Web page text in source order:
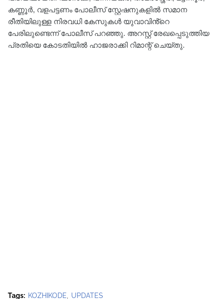
കണ്ണൂര്‍, വളപട്ടണം പോലീസ് സ്റ്റേഷനുകളില്‍ സമാന
രീതിയിലുള്ള നിരവധി കേസുകള്‍ യുവാവിൻ്റെ
പേരിലുണ്ടെന്ന് പോലീസ് പറഞ്ഞു. അറസ്റ്റ് രേഖപ്പെടുത്തിയ
പ്രതിയെ കോടതിയില്‍ ഹാജരാക്കി റിമാന്റ് ചെയ്തു.
Tags: KOZHIKODE UPDATES